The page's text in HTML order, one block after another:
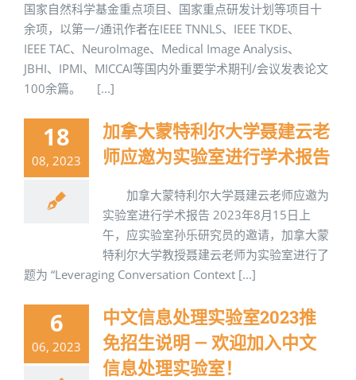
国家自然科学基金重点项目、国家重点研发计划等项目十
余项，以第一/通讯作者在IEEE TNNLS、IEEE TKDE、
IEEE TAC、NeuroImage、Medical Image Analysis、
JBHI、IPMI、MICCAI等国内外重要学术期刊/会议发表论文
100余篇。 [...]
18
08, 2023
加拿大蒙特利尔大学聂建云老
师应邀为实验室进行学术报告
加拿大蒙特利尔大学聂建云老师应邀为
实验室进行学术报告 2023年8月15日上
午，应实验室孙乐研究员的邀请，加拿大蒙
特利尔大学教授聂建云老师为实验室进行了
题为 “Leveraging Conversation Context [...]
6
06, 2023
中文信息处理实验室2023推
免招生说明 — 欢迎加入中文
信息处理实验室！